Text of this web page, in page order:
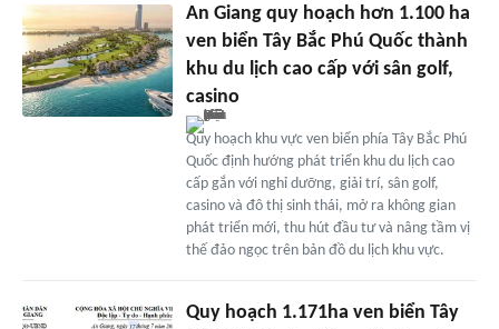
An Giang quy hoạch hơn 1.100 ha
ven biển Tây Bắc Phú Quốc thành
khu du lịch cao cấp với sân golf,
casino
Quy hoạch khu vực ven biển phía Tây Bắc Phú
Quốc định hướng phát triển khu du lịch cao
cấp gắn với nghỉ dưỡng, giải trí, sân golf,
casino và đô thị sinh thái, mở ra không gian
phát triển mới, thu hút đầu tư và nâng tầm vị
thế đảo ngọc trên bản đồ du lịch khu vực.
Quy hoạch 1.171ha ven biển Tây